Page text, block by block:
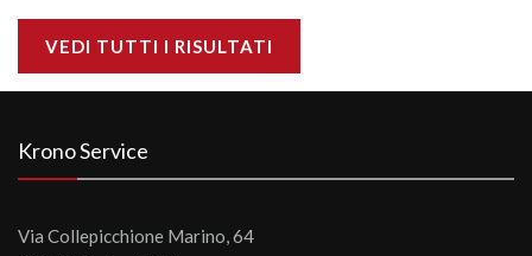
VEDI TUTTI I RISULTATI
Krono Service
Via Collepicchione Marino, 64